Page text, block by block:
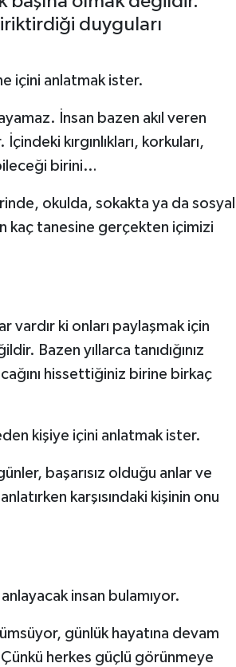
duyguları
içini anlatmak ister.
İnsan bazen akıl veren
kırgınlıkları, korkuları,
birini…
okulda, sokakta ya da sosyal
kaç tanesine gerçekten içimizi
vardır ki onları paylaşmak için
Bazen yıllarca tanıdığınız
hissettiğiniz birine birkaç
kişiye içini anlatmak ister.
başarısız olduğu anlar ve
karşısındaki kişinin onu
insan bulamıyor.
günlük hayatına devam
herkes güçlü görünmeye